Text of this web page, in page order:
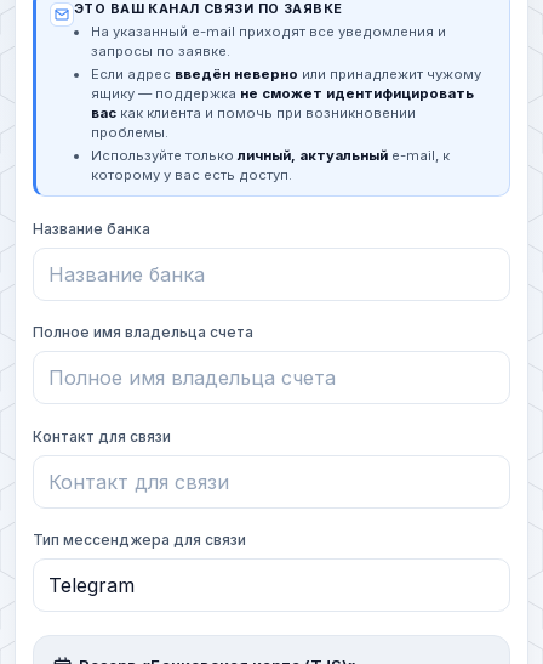
ЭТО ВАШ КАНАЛ СВЯЗИ ПО ЗАЯВКЕ
На указанный e-mail приходят все уведомления и
запросы по заявке.
Если адрес введён неверно или принадлежит чужому
ящику — поддержка не сможет идентифицировать
вас как клиента и помочь при возникновении
проблемы.
Используйте тольколичный, актуальный e-mail, к
которому у вас есть доступ.
Название банка
Полное имя владельца счета
Контакт для связи
Тип мессенджера для связи